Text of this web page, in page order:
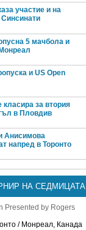
участие и на
5 мачбола и
и US Open
класира за втория
в Пловдив
Анисимова
напред в Торонто
НА СЕДМИЦАТА
Presented by Rogers
/ Монреал, Канада